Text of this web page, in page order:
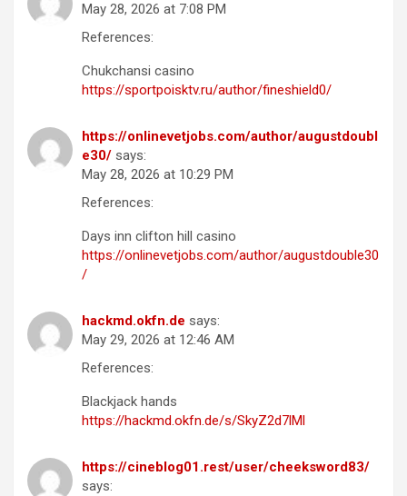
May 28, 2026 at 7:08 PM
References:
Chukchansi casino
https://sportpoisktv.ru/author/fineshield0/
https://onlinevetjobs.com/author/augustdoubl
e30/ says:
May 28, 2026 at 10:29 PM
References:
Days inn clifton hill casino
https://onlinevetjobs.com/author/augustdouble30
/
hackmd.okfn.de says:
May 29, 2026 at 12:46 AM
References:
Blackjack hands
https://hackmd.okfn.de/s/SkyZ2d7lMl
https://cineblog01.rest/user/cheeksword83/
says: